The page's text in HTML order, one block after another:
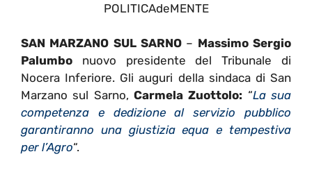
POLITICAdeMENTE
SAN MARZANO SUL SARNO – Massimo Sergio
Palumbo nuovo presidente del Tribunale di
Nocera Inferiore. Gli auguri della sindaca di San
Marzano sul Sarno, Carmela Zuottolo: “La sua
competenza e dedizione al servizio pubblico
garantiranno una giustizia equa e tempestiva
per l’Agro“.